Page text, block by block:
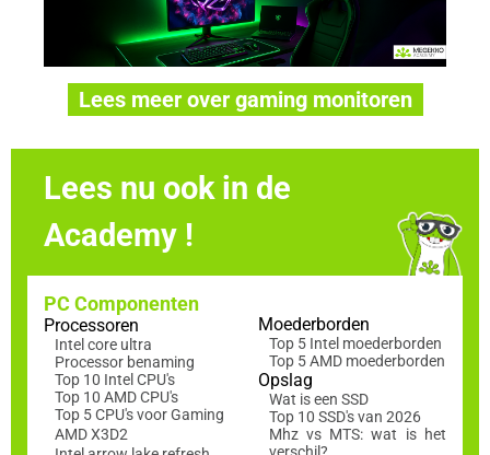
Lees meer over gaming monitoren
Lees nu ook in de
Academy !
PC Componenten
Processoren
Intel core ultra
Processor benaming
Top 10 Intel CPU's
Top 10 AMD CPU's
Top 5 CPU's voor Gaming
AMD X3D2
Moederborden
Top 5 Intel moederborden
Top 5 AMD moederborden
Opslag
Wat is een SSD
Top 10 SSD's van 2026
Mhz vs MTS: wat is het
verschil?